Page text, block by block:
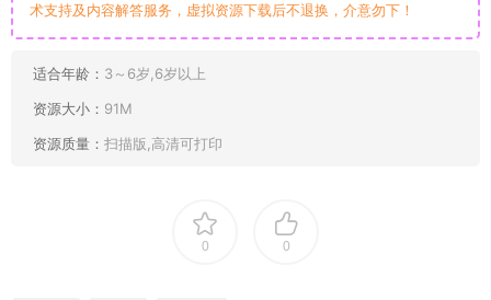
术支持及内容解答服务，虚拟资源下载后不退换，介意勿下！
适合年龄： 3～6岁,6岁以上
资源大小： 91M
资源质量： 扫描版,高清可打印
0 0